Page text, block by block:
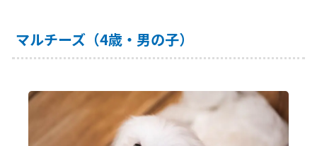
マルチーズ（4歳・男の子）